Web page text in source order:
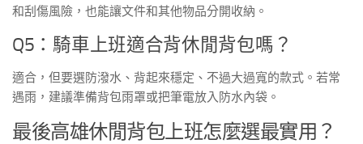
和刮傷風險，也能讓文件和其他物品分開收納。
Q5：騎車上班適合背休閒背包嗎？
適合，但要選防潑水、背起來穩定、不過大過寬的款式。若常
遇雨，建議準備背包雨罩或把筆電放入防水內袋。
最後高雄休閒背包上班怎麼選最實用？